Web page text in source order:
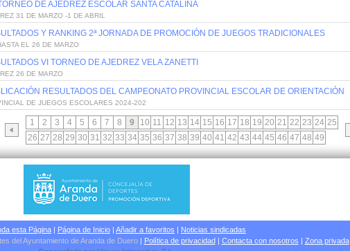
DE AJEDREZ ESCOLAR SANTA CATALINA
31 DE MARZO -1 DE ABRIL
Y RANKING 2ª JORNADA DE PROMOCIÓN DE JUEGOS TRADICIONALES
EL 26 DE MARZO
VI TORNEO DE AJEDREZ VELA ZANETTI
26 DE MARZO
RESULTADOS DEL CAMPEONATO PROVINCIAL ESCOLAR DE ORIENTACIÓN
DE JUEGOS ESCOLARES 2024-202
1 2 3 4 5 6 7 8 9 10 11 12 13 14 15 16 17 18 19 20 21 22 23 24 25
26 27 28 29 30 31 32 33 34 35 36 37 38 39 40 41 42 43 44 45 46 47 48 49
esta Página | Página de Inicio | Añadir a favoritos | Noticias sindicadas
del Ayuntamiento de Aranda de Duero| Política de privacidad| Contacta con nosotros | Zona privada